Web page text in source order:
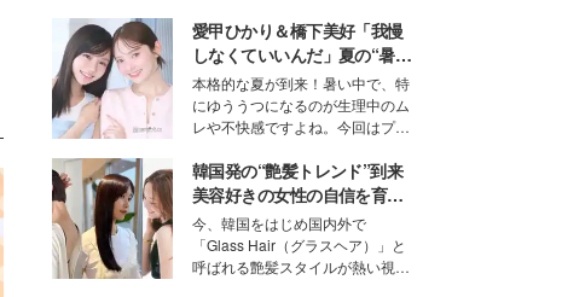
な美容の常識を大きく変える可能
性を秘めた、革新的な「Water
Capturing Skin（ウォーターキャ
プチャリングスキン：捕水肌）」
技術を、花王が構築した。
愛甲ひかり＆橋下美好「我慢
しなくていいんだ」夏の“暑さ
対策”の新しい選択肢とは？
本格的な夏が到来！暑い中で、特
にゆううつになるのが生理中のム
レや不快感ですよね。今回はプラ
モデル・愛甲ひかりさんと橋下美
好さんを迎えて本音で女子会トー
ク。猛暑のお出かけを快適に過ご
すヒントや、2人が感動した夏の
生理の新常識にも迫りました。
韓国発の“艶髪トレンド”到来
美容好きの女性の自信を育む
「ヘアケア事情」って？
今、韓国をはじめ国内外で
「Glass Hair（グラスヘア）」と
呼ばれる艶髪スタイルが熱い視線